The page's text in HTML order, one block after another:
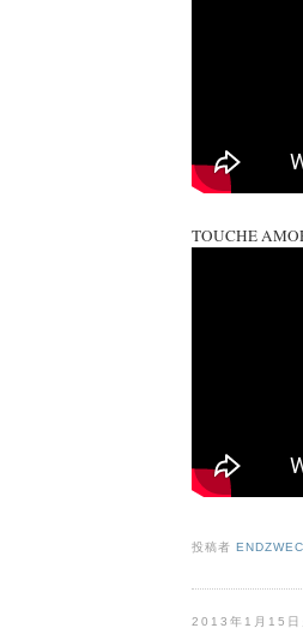
TOUCHE
投稿者
2013年1月15日